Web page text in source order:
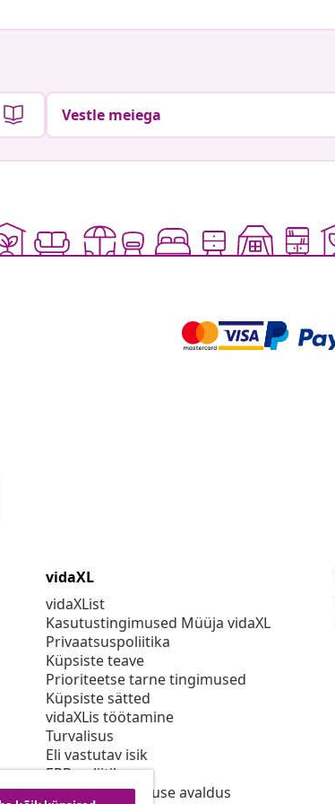
Vestle meiega
vidaXL
vidaXList
Kasutustingimused Müüja vidaXL
Privaatsuspoliitika
Küpsiste teave
Prioriteetse tarne tingimused
Küpsiste sätted
vidaXLis töötamine
Turvalisus
Eli vastutav isik
EPR poliitika
Juurdepääsetavuse avaldus